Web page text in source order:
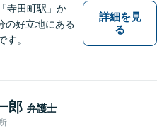
寺田町駅」か
の好立地にある
す。
詳細を見
る
郎 弁護士